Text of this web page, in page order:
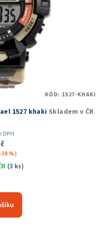
1527 khaki Skladem v ČR
DPH
%)
(3 ks)
KÓD: 1527-KHAKI